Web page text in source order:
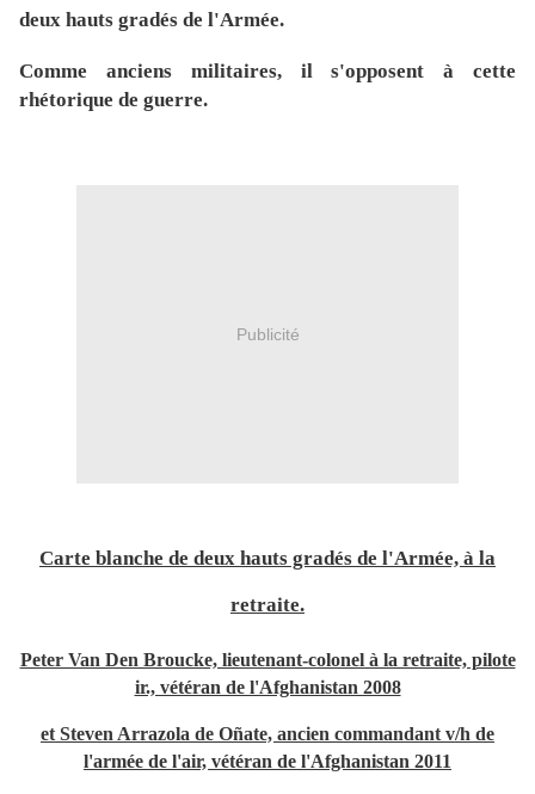
deux hauts gradés de l'Armée.
Comme anciens militaires, il s'opposent à cette
rhétorique de guerre.
Publicité
Carte blanche de deux hauts gradés de l'Armée, à la
retraite.
Peter Van Den Broucke, lieutenant-colonel à la retraite, pilote
ir., vétéran de l'Afghanistan 2008
et Steven Arrazola de Oñate, ancien commandant v/h de
l'armée de l'air, vétéran de l'Afghanistan 2011